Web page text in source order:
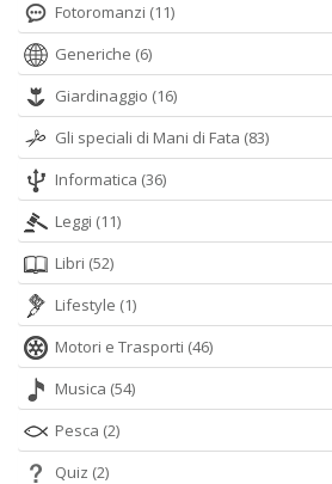
Fotoromanzi (11)
Generiche (6)
Giardinaggio (16)
Gli speciali di Mani di Fata (83)
Informatica (36)
Leggi (11)
Libri (52)
Lifestyle (1)
Motori e Trasporti (46)
Musica (54)
Pesca (2)
Quiz (2)